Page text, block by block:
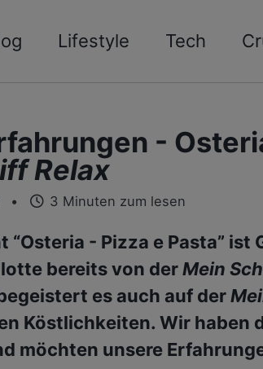
Lifestyle Tech
-
Relax
3 Minuten zum lesen
“Osteria - Pizza e Pasta” ist
bereits von derMein
es auch auf der
Köstlichkeiten. Wir haben
möchten unsere